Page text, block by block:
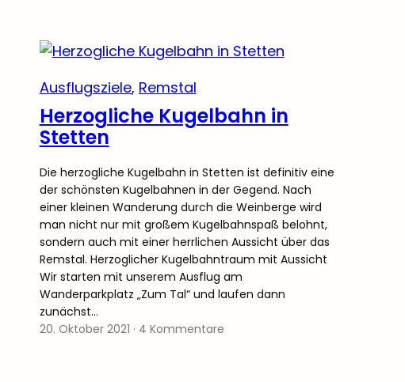
Ausflugsziele, Remstal
Herzogliche Kugelbahn in
Stetten
Die herzogliche Kugelbahn in Stetten ist definitiv eine
der schönsten Kugelbahnen in der Gegend. Nach
einer kleinen Wanderung durch die Weinberge wird
man nicht nur mit großem Kugelbahnspaß belohnt,
sondern auch mit einer herrlichen Aussicht über das
Remstal. Herzoglicher Kugelbahntraum mit Aussicht
Wir starten mit unserem Ausflug am
Wanderparkplatz „Zum Tal“ und laufen dann
zunächst…
20. Oktober 2021 · 4 Kommentare